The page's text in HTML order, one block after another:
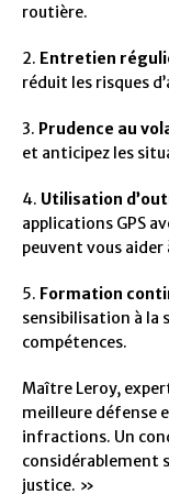
routière.
2. Entretien
réduit les risques
3. Prudence au
et anticipez les
4. Utilisation
applications GPS
peuvent vous aider
5. Formation
sensibilisation à la
compétences.
Maître Leroy,
meilleure défense
infractions. Un
considérablement
justice. »